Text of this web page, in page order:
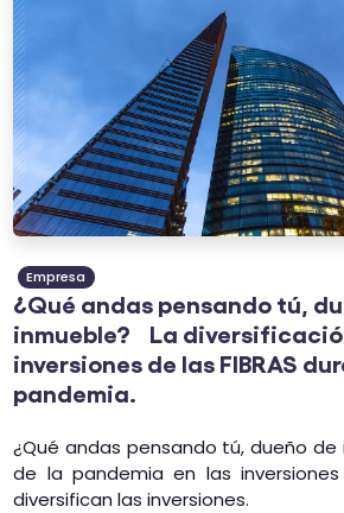
Empresa
¿Qué andas pensando tú,
inmueble? La
inversiones de las FIBRAS
pandemia.
¿Qué andas pensando tú, dueño
de la pandemia en las
diversifican las inversiones.